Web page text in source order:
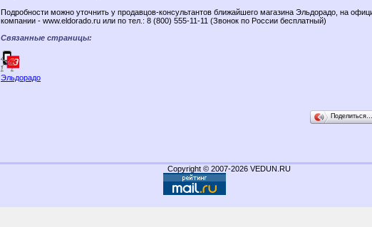
Подробности можно уточнить у продавцов-консультантов ближайшего магазина Эльдорадо, на
компании - www.eldorado.ru или по тел.: 8 (800) 555-11-11 (Звонок по России бесплатный)
Связанные страницы:
Эльдорадо
Поделиться…
Copyright © 2007-2026 VEDUN.RU